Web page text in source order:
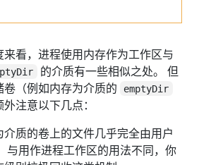
看，进程使用内存作为工作区与
的介质有一些相似之处。 但
卷（例如内存为介质的
emptyDir
注意以下几点：
质的卷上的文件几乎完全由用户
与用作进程工作区的用法不同，你